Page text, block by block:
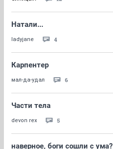
Натали...
ladyjane 4
Карпентер
мал-да-удал 6
Части тела
devon rex 5
наверное, боги сошли с ума?